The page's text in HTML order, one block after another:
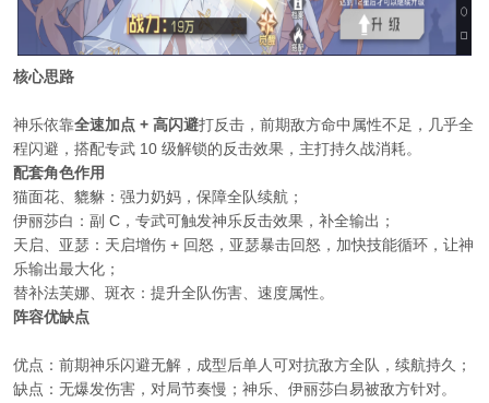
核心思路
神乐依靠全速加点 + 高闪避打反击，前期敌方命中属性不足，几乎全
程闪避，搭配专武 10 级解锁的反击效果，主打持久战消耗。
配套角色作用
猫面花、貔貅：强力奶妈，保障全队续航；
伊丽莎白：副 C，专武可触发神乐反击效果，补全输出；
天启、亚瑟：天启增伤 + 回怒，亚瑟暴击回怒，加快技能循环，让神
乐输出最大化；
替补法芙娜、斑衣：提升全队伤害、速度属性。
阵容优缺点
优点：前期神乐闪避无解，成型后单人可对抗敌方全队，续航持久；
缺点：无爆发伤害，对局节奏慢；神乐、伊丽莎白易被敌方针对。